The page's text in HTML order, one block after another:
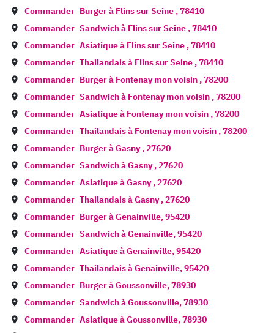
Commander Burger à Flins sur Seine ,78410
Commander Sandwich à Flins sur Seine ,78410
Commander Asiatique à Flins sur Seine ,78410
Commander Thailandais à Flins sur Seine ,78410
Commander Burger à Fontenay mon voisin ,78200
Commander Sandwich à Fontenay mon voisin ,78200
Commander Asiatique à Fontenay mon voisin ,78200
Commander Thailandais à Fontenay mon voisin ,78200
Commander Burger àGasny,27620
Commander Sandwich àGasny,27620
Commander Asiatique àGasny,27620
Commander Thailandais àGasny,27620
Commander Burger àGenainville,95420
Commander Sandwich àGenainville,95420
Commander Asiatique àGenainville,95420
Commander Thailandais àGenainville,95420
Commander Burger àGoussonville,78930
Commander Sandwich àGoussonville,78930
Commander Asiatique àGoussonville,78930